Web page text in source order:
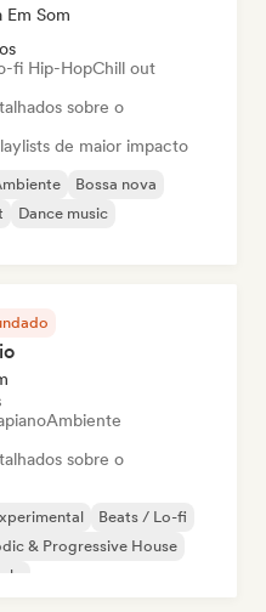
Em Som
fi Hip-HopChill out
sobre o
de maior impacto
Bossa nova
Dance music
Ambiente
sobre o
Beats / Lo-fi
& Progressive House